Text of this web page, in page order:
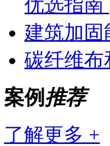
优选指南
建筑加
碳纤维
案例 推荐
了解更多 +